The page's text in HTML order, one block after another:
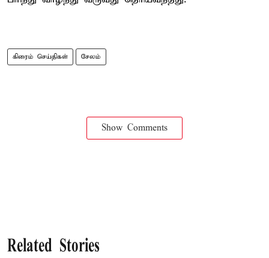
கிரைம் செய்திகள் சேலம்
Show Comments
Related Stories